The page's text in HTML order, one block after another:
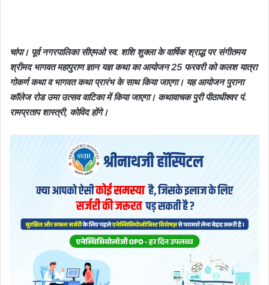
चांपा। पूर्व नगरपालिका सीएमओ स्व. शशि शुक्ला के वार्षिक श्राद्ध पर संगीतमय
श्रीमद भागवत महापुराण ज्ञान यज्ञ कथा का आयोजन 25 फरवरी को कलश यात्रा
गोकर्ण कथा व भागवत कथा प्रारंभ के साथ किया जाएगा। यह आयोजन पुराना
कॉलेज रोड उमा उत्सव वाटिका में किया जाएगा। कथावाचक पुरी पीठाधीश्वर पं.
रामप्रताप शास्त्री, कोविद होंगे।